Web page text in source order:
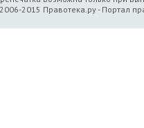
2015 Правотека.ру - Портал